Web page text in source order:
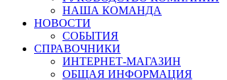
НАША КОМАНДА
НОВОСТИ
СОБЫТИЯ
СПРАВОЧНИКИ
ИНТЕРНЕТ-МАГАЗИН
ОБЩАЯ ИНФОРМАЦИЯ